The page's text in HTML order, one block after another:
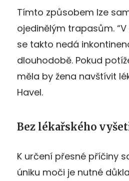
Tímto způsobem lze
ojedinělým trapasům.
se takto nedá
dlouhodobě. Pokud
měla by žena navštívit
Havel.
Bez lékařského
K určení přesné příčiny
úniku moči je nutné